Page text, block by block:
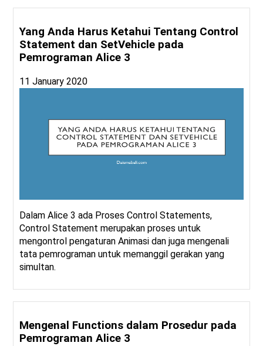
Yang Anda Harus Ketahui Tentang Control
Statement dan SetVehicle pada
Pemrograman Alice 3
11 January 2020
Dalam Alice 3 ada Proses Control Statements,
Control Statement merupakan proses untuk
mengontrol pengaturan Animasi dan juga mengenali
tata pemrograman untuk memanggil gerakan yang
simultan.
Mengenal Functions dalam Prosedur pada
Pemrograman Alice 3